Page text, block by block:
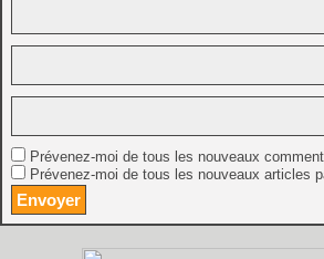
Prévenez-moi de tous les nouveaux
Prévenez-moi de tous les nouveaux articles